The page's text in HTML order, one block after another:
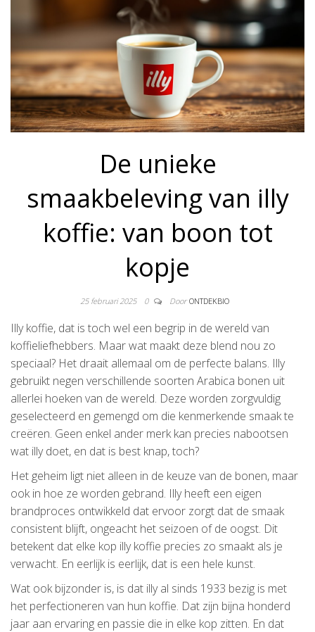
De unieke
smaakbeleving van illy
koffie: van boon tot
kopje
25 februari 2025 0 Door ONTDEKBIO
Illy koffie, dat is toch wel een begrip in de wereld van
koffieliefhebbers. Maar wat maakt deze blend nou zo
speciaal? Het draait allemaal om de perfecte balans. Illy
gebruikt negen verschillende soorten Arabica bonen uit
allerlei hoeken van de wereld. Deze worden zorgvuldig
geselecteerd en gemengd om die kenmerkende smaak te
creëren. Geen enkel ander merk kan precies nabootsen
wat illy doet, en dat is best knap, toch?
Het geheim ligt niet alleen in de keuze van de bonen, maar
ook in hoe ze worden gebrand. Illy heeft een eigen
brandproces ontwikkeld dat ervoor zorgt dat de smaak
consistent blijft, ongeacht het seizoen of de oogst. Dit
betekent dat elke kop illy koffie precies zo smaakt als je
verwacht. En eerlijk is eerlijk, dat is een hele kunst.
Wat ook bijzonder is, is dat illy al sinds 1933 bezig is met
het perfectioneren van hun koffie. Dat zijn bijna honderd
jaar aan ervaring en passie die in elke kop zitten. En dat